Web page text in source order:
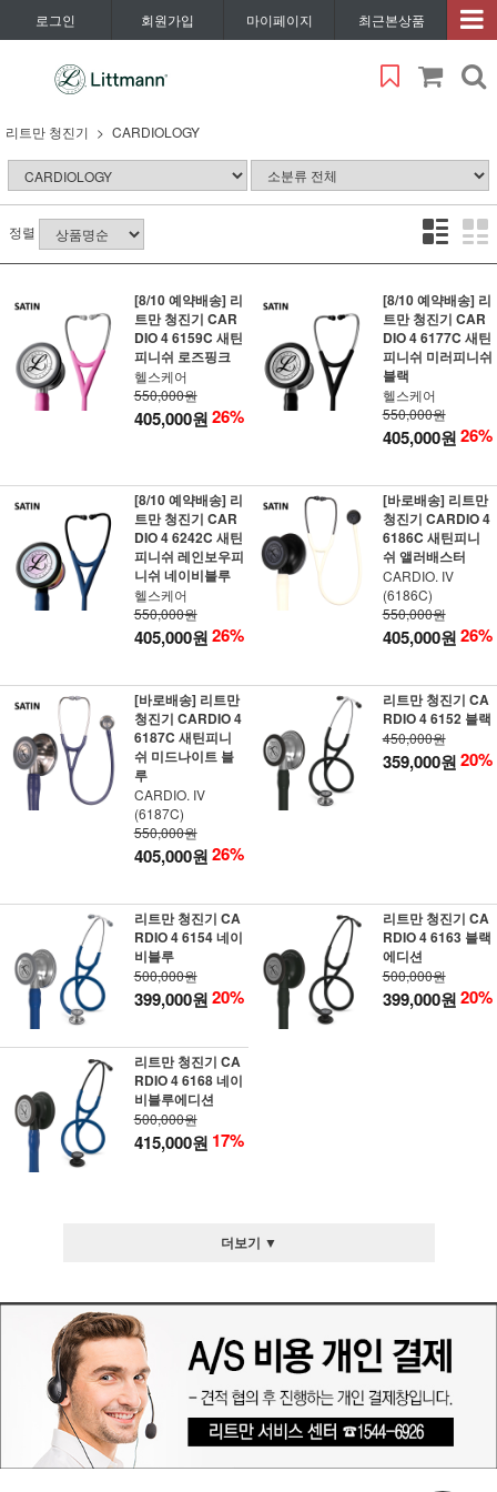
로그인 회원가입 마이페이지 최근본상품
리트만 청진기 CARDIOLOGY
정렬
[8/10 예약배송] 리
트만 청진기 CAR
DIO 4 6159C 새틴
피니쉬 로즈핑크
헬스케어
550,000원
405,000원26%
[8/10 예약배송] 리
트만 청진기 CAR
DIO 4 6177C 새틴
피니쉬 미러피니쉬
블랙
헬스케어
550,000원
405,000원26%
[8/10 예약배송] 리
트만 청진기 CAR
DIO 4 6242C 새틴
피니쉬 레인보우피
니쉬 네이비블루
헬스케어
550,000원
405,000원26%
[바로배송] 리트만
청진기 CARDIO 4
6186C 새틴피니
쉬 앨러배스터
CARDIO. IV
(6186C)
550,000원
405,000원26%
[바로배송] 리트만
청진기 CARDIO 4
6187C 새틴피니
쉬 미드나이트 블
루
CARDIO. IV
(6187C)
550,000원
405,000원26%
리트만 청진기 CA
RDIO 4 6152 블랙
450,000원
359,000원20%
리트만 청진기 CA
RDIO 4 6154 네이
비블루
500,000원
399,000원20%
리트만 청진기 CA
RDIO 4 6163 블랙
에디션
500,000원
399,000원20%
리트만 청진기 CA
RDIO 4 6168 네이
비블루에디션
500,000원
415,000원 17%
더보기 ▼